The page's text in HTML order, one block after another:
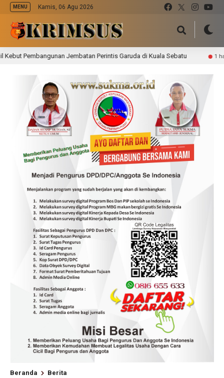
MENU Kamis, 06 Agu 2026
Jembatan Perintis Garuda di Kuala Sebatu 1 hari lalu
Beranda Berita